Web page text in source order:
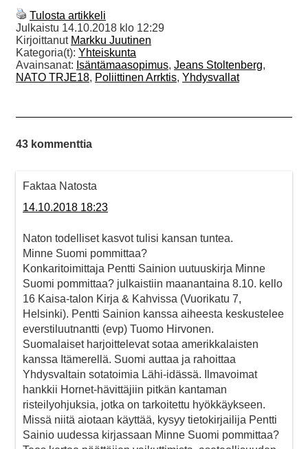
Tulosta artikkeli
Julkaistu 14.10.2018 klo 12:29
Kirjoittanut Markku Juutinen
Kategoria(t): Yhteiskunta
Avainsanat: Isäntämaasopimus, Jeans Stoltenberg,
NATO TRJE18, Poliittinen Arrktis, Yhdysvallat
43 kommenttia
Faktaa Natosta
14.10.2018 18:23
Naton todelliset kasvot tulisi kansan tuntea.
Minne Suomi pommittaa?
Konkaritoimittaja Pentti Sainion uutuuskirja Minne
Suomi pommittaa? julkaistiin maanantaina 8.10. kello
16 Kaisa-talon Kirja & Kahvissa (Vuorikatu 7,
Helsinki). Pentti Sainion kanssa aiheesta keskustelee
everstiluutnantti (evp) Tuomo Hirvonen.
Suomalaiset harjoittelevat sotaa amerikkalaisten
kanssa Itämerellä. Suomi auttaa ja rahoittaa
Yhdysvaltain sotatoimia Lähi-idässä. Ilmavoimat
hankkii Hornet-hävittäjiin pitkän kantaman
risteilyohjuksia, jotka on tarkoitettu hyökkäykseen.
Missä niitä aiotaan käyttää, kysyy tietokirjailija Pentti
Sainio uudessa kirjassaan Minne Suomi pommittaa?